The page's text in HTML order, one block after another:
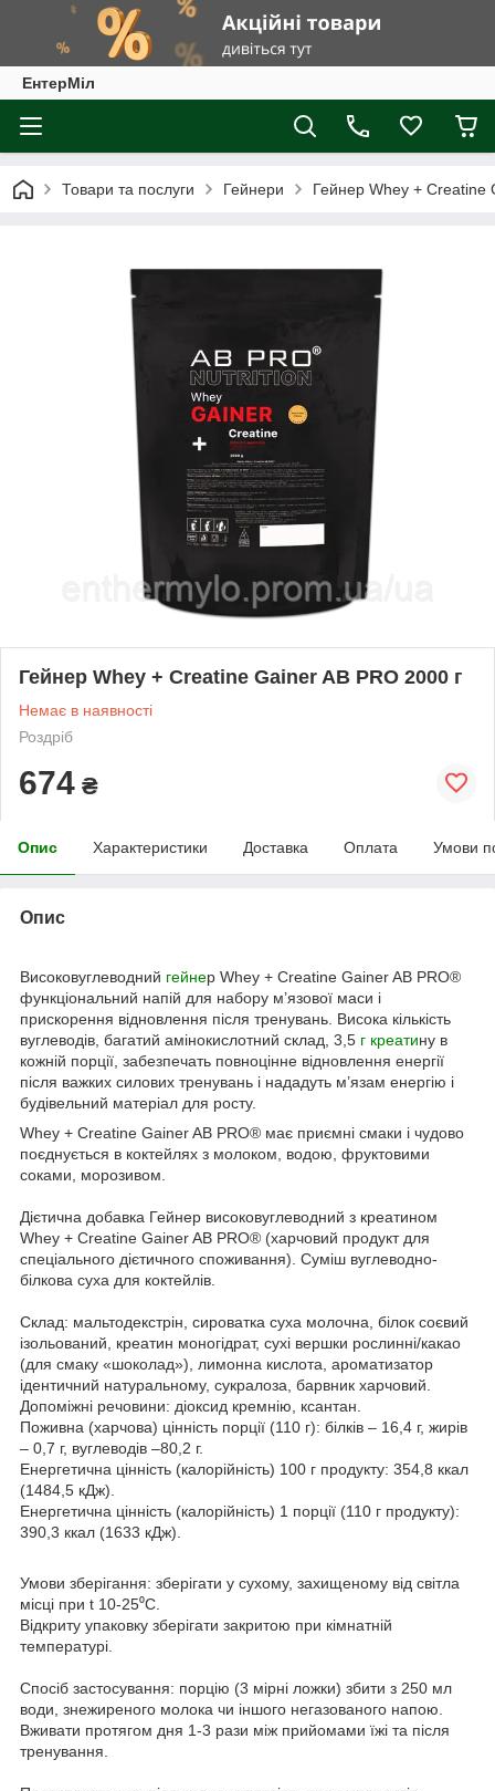
ЕнтерМіл
Товари та послуги Гейнери Гейнер Whey + Creatine
Гейнер Whey + Creatine Gainer AB PRO 2000 г
Немає в наявності
Роздріб
674 ₴
Опис Характеристики Доставка Оплата Умови
Опис
Високовуглеводний гейнер Whey + Creatine Gainer AB PRO®
функціональний напій для набору м’язової маси і
прискорення відновлення після тренувань. Висока кількість
вуглеводів, багатий амінокислотний склад, 3,5 г креатину в
кожній порції, забезпечать повноцінне відновлення енергії
після важких силових тренувань і нададуть м’язам енергію і
будівельний матеріал для росту.
Whey + Creatine Gainer AB PRO® має приємні смаки і чудово
поєднується в коктейлях з молоком, водою, фруктовими
соками, морозивом.
Дієтична добавка Гейнер високовуглеводний з креатином
Whey + Creatine Gainer AB PRO® (харчовий продукт для
спеціального дієтичного споживання). Суміш вуглеводно-
білкова суха для коктейлів.
Склад: мальтодекстрін, сироватка суха молочна, білок соєвий
ізольований, креатин моногідрат, сухі вершки рослинні/какао
(для смаку «шоколад»), лимонна кислота, ароматизатор
ідентичний натуральному, сукралоза, барвник харчовий.
Допоміжні речовини: діоксид кремнію, ксантан.
Поживна (харчова) цінність порції (110 г): білків – 16,4 г, жирів
– 0,7 г, вуглеводів –80,2 г.
Енергетична цінність (калорійність) 100 г продукту: 354,8 ккал
(1484,5 кДж).
Енергетична цінність (калорійність) 1 порції (110 г продукту):
390,3 ккал (1633 кДж).
Умови зберігання: зберігати у сухому, захищеному від світла
місці при t 10-25⁰С.
Відкриту упаковку зберігати закритою при кімнатній
температурі.
Спосіб застосування: порцію (3 мірні ложки) збити з 250 мл
води, знежиреного молока чи іншого негазованого напою.
Вживати протягом дня 1-3 рази між прийомами їжі та після
тренування.